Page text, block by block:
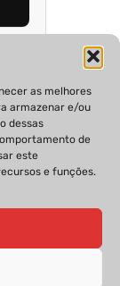
as melhores
armazenar e/ou
dessas
de
este
e funções.
EDITORIAL